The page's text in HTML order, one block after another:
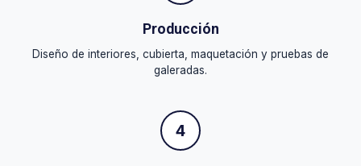
Producción
Diseño de interiores, cubierta, maquetación y pruebas de
galeradas.
4